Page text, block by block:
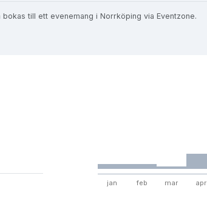
till ett evenemang i Norrköping via Eventzone.
jan feb mar apr